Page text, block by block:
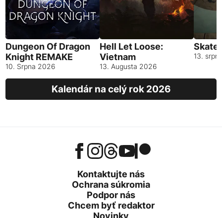
Dungeon Of Dragon
Knight REMAKE
10. Srpna 2026
Hell Let Loose:
Vietnam
13. Augusta 2026
13.
Kalendár na celý rok 2026
Kontaktujte nás
Ochrana súkromia
Podpor nás
Chcem byť redaktor
Novinky